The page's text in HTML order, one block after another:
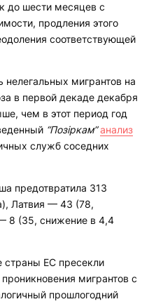
до шести месяцев с
продления этого
соответствующей
нелегальных мигрантов на
в первой декаде декабря
чем в этот период год
“Позіркам” анализ
служб соседних
предотвратила 313
Латвия — 43 (78,
8 (35, снижение в 4,4
страны ЕС пресекли
мигрантов с
прошлогодний